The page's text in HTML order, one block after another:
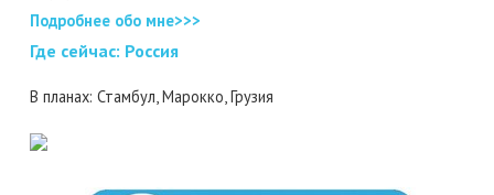
Подробнее обо мне>>>
Где cейчас: Россия
В планах: Стамбул, Марокко, Грузия